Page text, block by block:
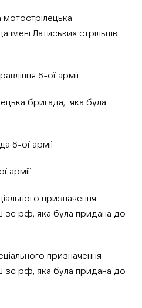
Латиських стрільців
6-ої армії
бригада, яка була
6-ої армії
армії
призначення
зс рф, яка була придана до
призначення
зс рф, яка була придана до